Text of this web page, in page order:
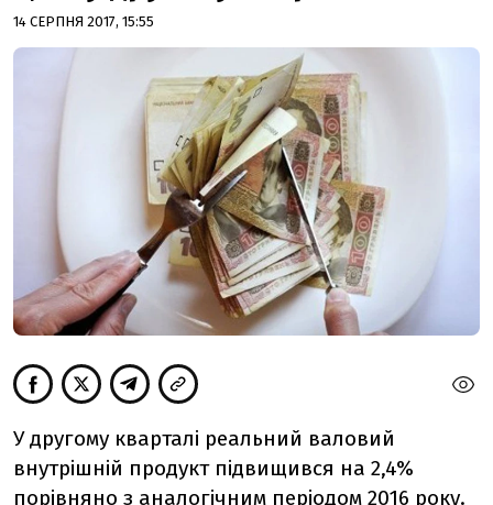
14 СЕРПНЯ 2017, 15:55
У другому кварталі реальний валовий
внутрішній продукт підвищився на 2,4%
порівняно з аналогічним періодом 2016 року.